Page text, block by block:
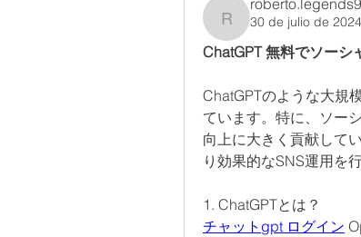
roberto.legends96
30 de julio de 2024
ChatGPT 無料でソーシ
ChatGPTのような大規
ています。特に、ソー
向上に大きく貢献して
り効果的なSNS運用を
1. ChatGPTとは？
チャットgpt ログイン